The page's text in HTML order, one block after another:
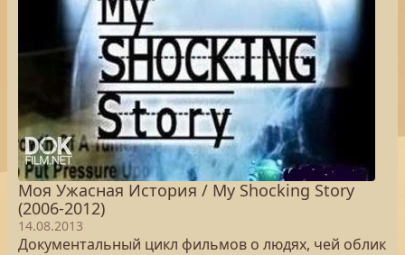
Моя Ужасная История / My Shocking Story
(2006-2012)
14.08.2013
Документальный цикл фильмов о людях, чей облик